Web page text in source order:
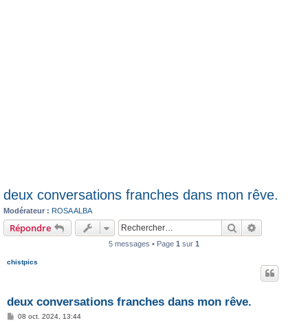
deux conversations franches dans mon rêve.
Modérateur : ROSA ALBA
Répondre Rechercher
5 messages • Page 1 sur 1
chistpics
deux conversations franches dans mon rêve.
M08 oct. 2024, 13:44